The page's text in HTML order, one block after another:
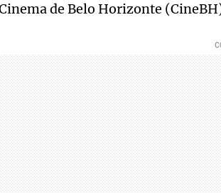
de Belo Horizonte